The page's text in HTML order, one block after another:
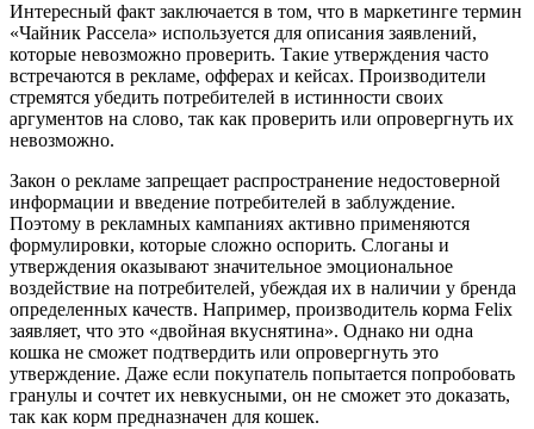
Интересный факт заключается в том, что в маркетинге термин
«Чайник Рассела» используется для описания заявлений,
которые невозможно проверить. Такие утверждения часто
встречаются в рекламе, офферах и кейсах. Производители
стремятся убедить потребителей в истинности своих
аргументов на слово, так как проверить или опровергнуть их
невозможно.
Закон о рекламе запрещает распространение недостоверной
информации и введение потребителей в заблуждение.
Поэтому в рекламных кампаниях активно применяются
формулировки, которые сложно оспорить. Слоганы и
утверждения оказывают значительное эмоциональное
воздействие на потребителей, убеждая их в наличии у бренда
определенных качеств. Например, производитель корма Felix
заявляет, что это «двойная вкуснятина». Однако ни одна
кошка не сможет подтвердить или опровергнуть это
утверждение. Даже если покупатель попытается попробовать
гранулы и сочтет их невкусными, он не сможет это доказать,
так как корм предназначен для кошек.